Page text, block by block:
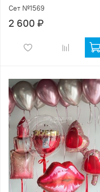
Сет №1569
2 600 ₽